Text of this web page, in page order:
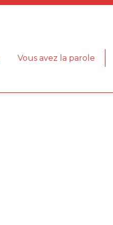
Vous avez la parole